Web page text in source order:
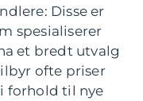
Disse er
spesialiserer
et bredt utvalg
ofte priser
forhold til nye